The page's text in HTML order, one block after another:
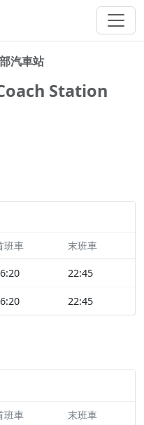
汽車站
Station
班車 末班車
22:45
22:45
班車 末班車